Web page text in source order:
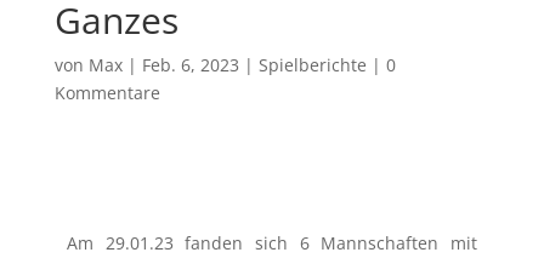
Ganzes
von Max| Feb. 6, 2023 | Spielberichte | 0
Kommentare
Am 29.01.23 fanden sich 6 Mannschaften mit